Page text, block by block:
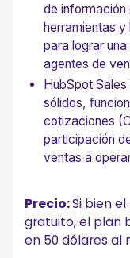
de información
herramientas y
para lograr
agentes de
HubSpot
sólidos,
cotizaciones
participación
ventas a
Precio:Si bien
gratuito, el plan
en 50 dólares al